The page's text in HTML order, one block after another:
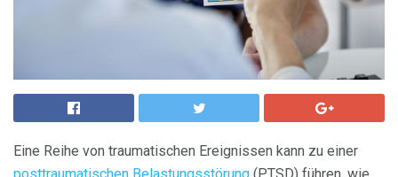
Eine Reihe von traumatischen Ereignissen kann zu einer